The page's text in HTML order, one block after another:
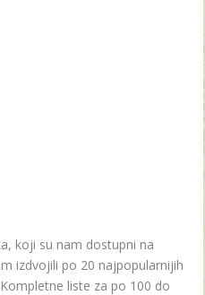
koji su nam dostupni na
izdvojili po 20 najpopularnijih
liste za po 100 do